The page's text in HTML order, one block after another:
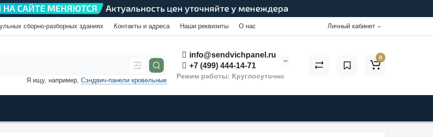
сборно-разборных зданиях Контакты и адреса Наши реквизиты О нас Личный кабинет
info@sendvichpanel.ru
+7 (499) 444-14-71
Режим работы: Круглосуточно
Я ищу, например, Сэндвич-панели кровельные
0